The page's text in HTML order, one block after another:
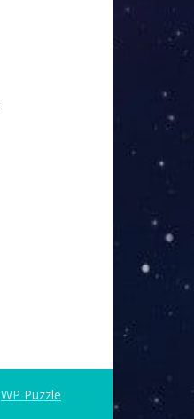
WP Puzzle